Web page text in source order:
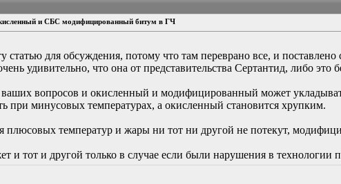
и СБС модифицированный битум в ГЧ
статью для обсуждения, потому что там переврано все, и поставлено
удивительно, что она от представительства Сертантид, либо это
ваших вопросов и окисленный и модифицированный может
при минусовых температурах, а окисленный становится хрупким.
плюсовых температур и жары ни тот ни другой не потекут,
и тот и другой только в случае если были нарушения в технологии